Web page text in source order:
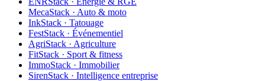
MecaStack · Auto & moto
InkStack · Tatouage
FestStack · Événementiel
AgriStack · Agriculture
FitStack · Sport & fitness
ImmoStack · Immobilier
SirenStack · Intelligence entreprise